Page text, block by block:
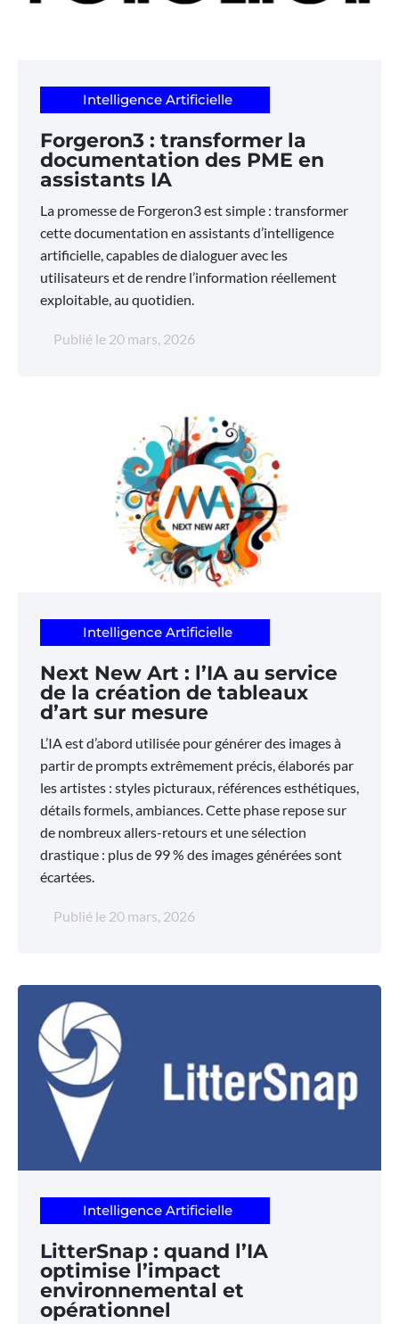
Intelligence Artificielle
Forgeron3 : transformer la
documentation des PME en
assistants IA
La promesse de Forgeron3 est simple : transformer
cette documentation en assistants d’intelligence
artificielle, capables de dialoguer avec les
utilisateurs et de rendre l’information réellement
exploitable, au quotidien.
Publié le 20 mars, 2026
Intelligence Artificielle
Next New Art : l’IA au service
de la création de tableaux
d’art sur mesure
L’IA est d’abord utilisée pour générer des images à
partir de prompts extrêmement précis, élaborés par
les artistes : styles picturaux, références esthétiques,
détails formels, ambiances. Cette phase repose sur
de nombreux allers-retours et une sélection
drastique : plus de 99 % des images générées sont
écartées.
Publié le 20 mars, 2026
Intelligence Artificielle
LitterSnap : quand l’IA
optimise l’impact
environnemental et
opérationnel